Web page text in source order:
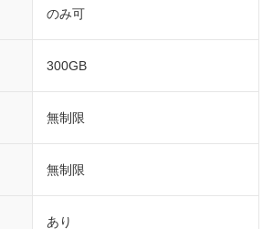
のみ可
300GB
無制限
無制限
あり